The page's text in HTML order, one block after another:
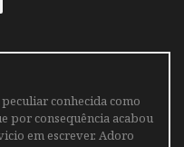
peculiar conhecida como
por consequência acabou
em escrever. Adoro